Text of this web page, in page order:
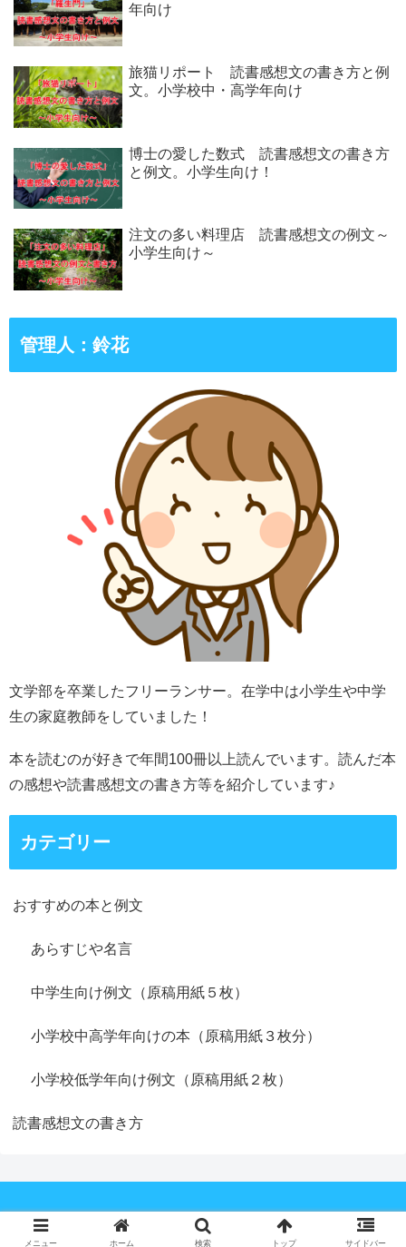
年向け
旅猫リポート 読書感想文の書き方と例
文。小学校中・高学年向け
博士の愛した数式 読書感想文の書き方
と例文。小学生向け！
注文の多い料理店 読書感想文の例文～
小学生向け～
管理人：鈴花
文学部を卒業したフリーランサー。在学中は小学生や中学
生の家庭教師をしていました！
本を読むのが好きで年間100冊以上読んでいます。読んだ本
の感想や読書感想文の書き方等を紹介しています♪
カテゴリー
おすすめの本と例文
あらすじや名言
中学生向け例文（原稿用紙５枚）
小学校中高学年向けの本（原稿用紙３枚分）
小学校低学年向け例文（原稿用紙２枚）
読書感想文の書き方
Copyright © 2019 感想文の豆知識！ All Rights Reserved.
メニュー ホーム 検索 トップ サイドバー